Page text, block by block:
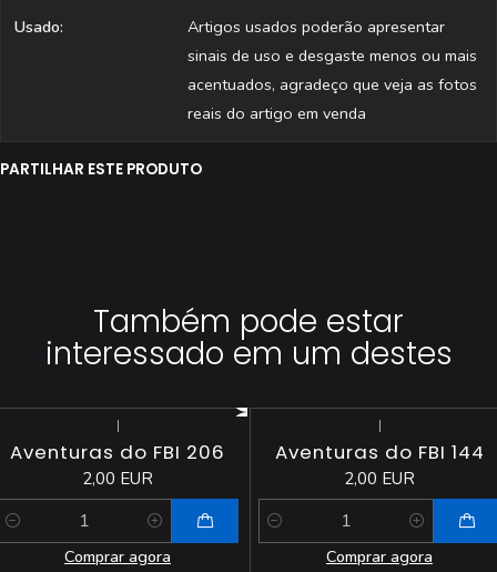
Usado:
Artigos usados poderão apresentar
sinais de uso e desgaste menos ou mais
acentuados, agradeço que veja as fotos
reais do artigo em venda
PARTILHAR ESTE PRODUTO
Também pode estar
interessado em um destes
|
Aventuras do FBI 206
2,00 EUR
Comprar agora
|
Aventuras do FBI 144
2,00 EUR
Quantidade
Comprar agora